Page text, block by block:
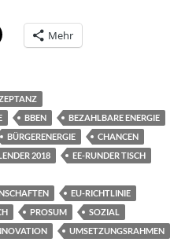
Mehr
BBEN
BEZAHLBARE ENERGIE
BÜRGERENERGIE
CHANCEN
2018
EE-RUNDER TISCH
EU-RICHTLINIE
PROSUM
SOZIAL
UMSETZUNGSRAHMEN